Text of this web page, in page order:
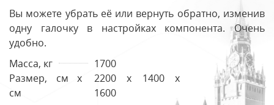
Вы можете убрать её или вернуть обратно, изменив
одну галочку в настройках компонента. Очень
удобно.
Масса, кг
1700
Размер, см х
см
2200 х 1400 х
1600